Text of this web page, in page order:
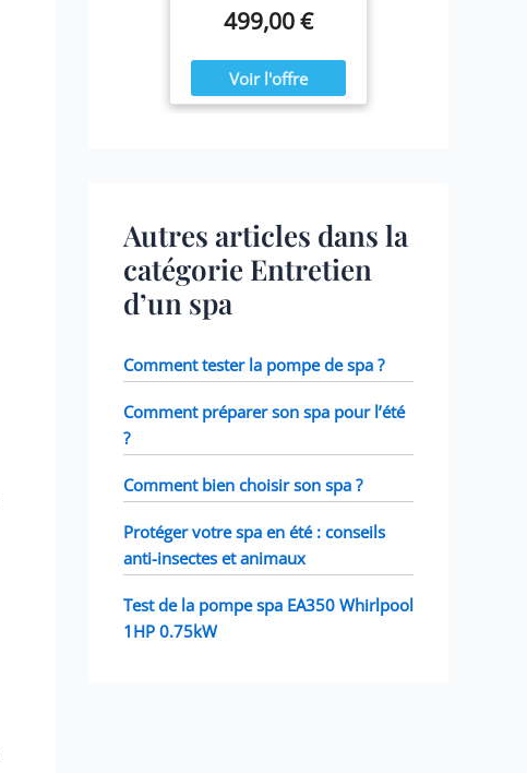
tout au long de l'année.
Ressourcez-vous à la
hiver, confortablement
installé dans votre spa
Blue Navy.
499,00 €
Autres articles dans la
catégorie Entretien
d’un spa
Comment tester la pompe de spa ?
Comment préparer son spa pour l’été
?
Comment bien choisir son spa ?
Protéger votre spa en été : conseils
anti-insectes et animaux
Test de la pompe spa EA350 Whirlpool
1HP 0.75kW